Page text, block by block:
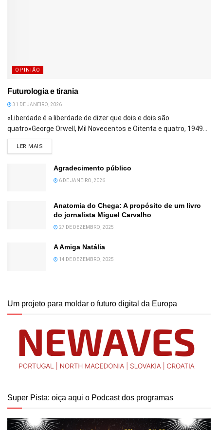
OPINIÃO
Futurologia e tirania
31 DE JANEIRO, 2026
«Liberdade é a liberdade de dizer que dois e dois são
quatro»George Orwell, Mil Novecentos e Oitenta e quatro, 1949...
LER MAIS
Agradecimento público
6 DE JANEIRO, 2026
Anatomia do Chega: A propósito de um livro
do jornalista Miguel Carvalho
27 DE DEZEMBRO, 2025
A Amiga Natália
14 DE DEZEMBRO, 2025
Um projeto para moldar o futuro digital da Europa
Super Pista: oiça aqui o Podcast dos programas